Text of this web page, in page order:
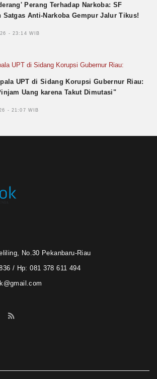
Perang Terhadap Narkoba: SF
Satgas Anti-Narkoba Gempur Jalur Tikus!
- 23:14 WIB
UPT di Sidang Korupsi Gubernur Riau:
Uang karena Takut Dimutasi"
- 21:07 WIB
No.30 Pekanbaru-Riau
/ Hp: 081 378 611 494